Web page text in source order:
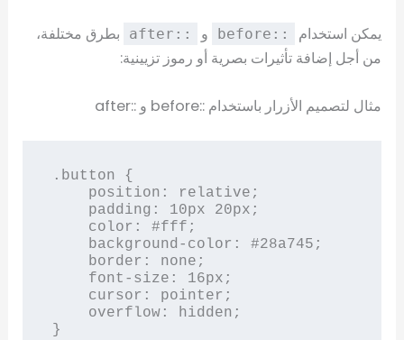
يمكن استخدام ::before و ::after
بطرق مختلفة،
من أجل إضافة تأثيرات بصرية أو رموز تزيينية:
مثال لتصميم الأزرار باستخدام ::before و ::after
.button {
}